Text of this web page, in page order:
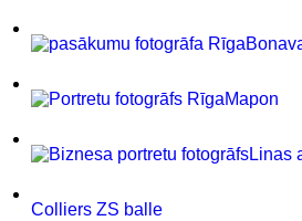
Mapon
Linas
Colliers ZS balle